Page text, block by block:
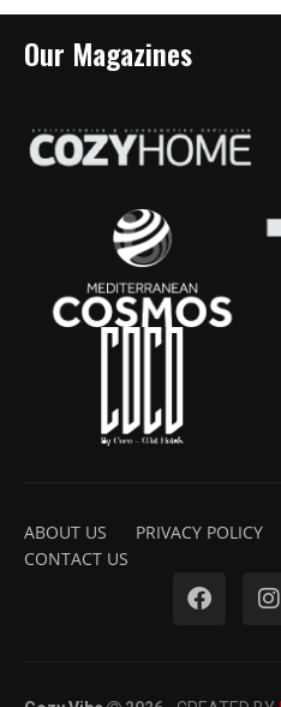
Our Magazines
ABOUT US PRIVACY POLICY
CONTACT US